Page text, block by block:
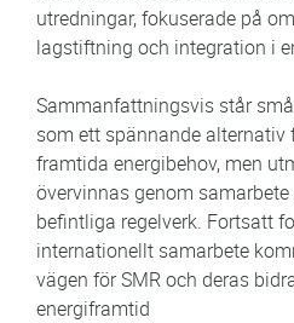
utredningar, fokuserade på
lagstiftning och integration i
Sammanfattningsvis står
som ett spännande alternativ
framtida energibehov, men
övervinnas genom
befintliga regelverk. Fortsatt
internationellt samarbete
vägen för SMR och deras
energiframtid